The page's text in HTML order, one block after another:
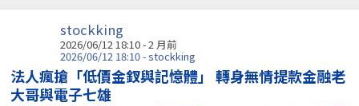
stockking
2026/06/12 18:10 - 2 月前
2026/06/12 18:10 - stockking
法人瘋搶「低價金釵與記憶體」 轉身無情提款金融老
大哥與電子七雄